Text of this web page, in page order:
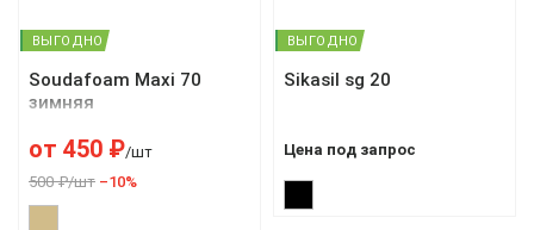
ВЫГОДНО
Soudafoam Maxi 70
зимняя
от 450 ₽/шт
500 ₽/шт –10%
ВЫГОДНО
Sikasil sg 20
Цена под запрос